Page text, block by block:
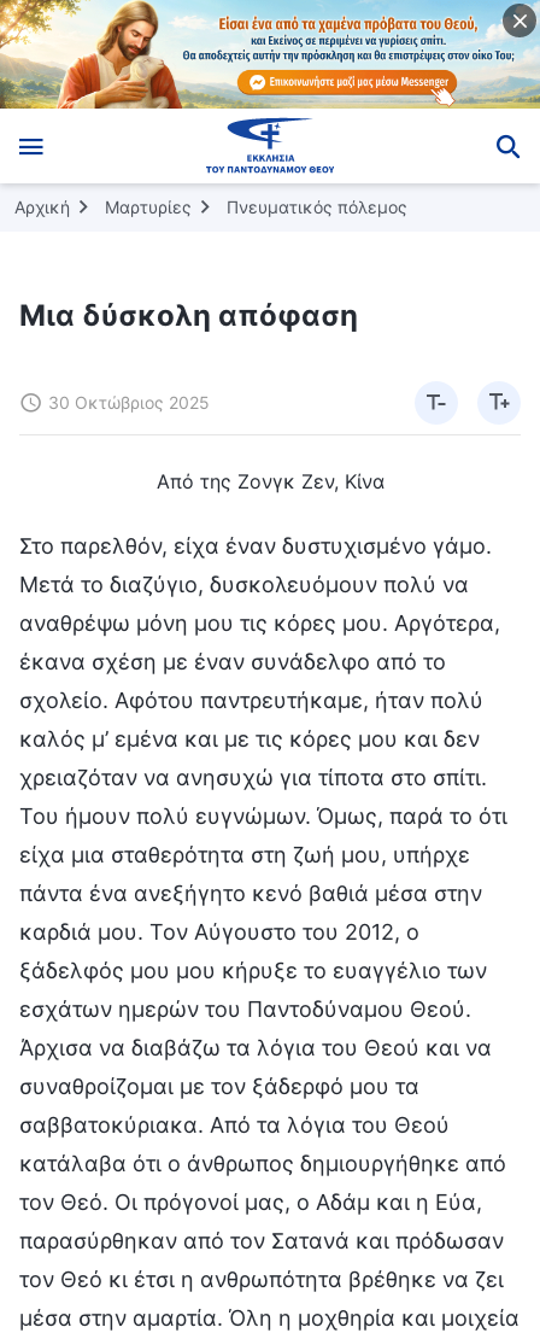
Αρχική Μαρτυρίες Πνευματικός πόλεμος
Μια δύσκολη απόφαση
30 Οκτώβριος 2025
Από της Ζονγκ Ζεν, Κίνα
Στο παρελθόν, είχα έναν δυστυχισμένο γάμο.
Μετά το διαζύγιο, δυσκολευόμουν πολύ να
αναθρέψω μόνη μου τις κόρες μου. Αργότερα,
έκανα σχέση με έναν συνάδελφο από το
σχολείο. Αφότου παντρευτήκαμε, ήταν πολύ
καλός μ’ εμένα και με τις κόρες μου και δεν
χρειαζόταν να ανησυχώ για τίποτα στο σπίτι.
Του ήμουν πολύ ευγνώμων. Όμως, παρά το ότι
είχα μια σταθερότητα στη ζωή μου, υπήρχε
πάντα ένα ανεξήγητο κενό βαθιά μέσα στην
καρδιά μου. Τον Αύγουστο του 2012, ο
ξάδελφός μου μου κήρυξε το ευαγγέλιο των
εσχάτων ημερών του Παντοδύναμου Θεού.
Άρχισα να διαβάζω τα λόγια του Θεού και να
συναθροίζομαι με τον ξάδερφό μου τα
σαββατοκύριακα. Από τα λόγια του Θεού
κατάλαβα ότι ο άνθρωπος δημιουργήθηκε από
τον Θεό. Οι πρόγονοί μας, ο Αδάμ και η Εύα,
παρασύρθηκαν από τον Σατανά και πρόδωσαν
τον Θεό κι έτσι η ανθρωπότητα βρέθηκε να ζει
μέσα στην αμαρτία. Όλη η μοχθηρία και μοιχεία